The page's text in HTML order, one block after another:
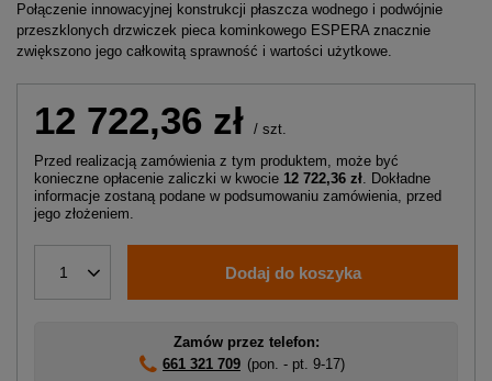
Połączenie innowacyjnej konstrukcji płaszcza wodnego i podwójnie
przeszklonych drzwiczek pieca kominkowego ESPERA znacznie
zwiększono jego całkowitą sprawność i wartości użytkowe.
12 722,36 zł / szt.
Przed realizacją zamówienia z tym produktem, może być
konieczne opłacenie zaliczki w kwocie 12 722,36 zł. Dokładne
informacje zostaną podane w podsumowaniu zamówienia, przed
jego złożeniem.
1 Dodaj do koszyka
Zamów przez telefon:
661 321 709 (pon. - pt. 9-17)